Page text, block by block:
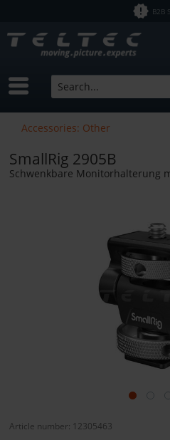
B2B
Accessories: Other
SmallRig 2905B
Schwenkbare Monitorhalterung
Article number: 12305463